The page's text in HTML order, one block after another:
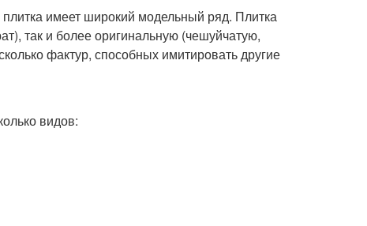
имеет широкий модельный ряд. Плитка
так и более оригинальную (чешуйчатую,
фактур, способных имитировать другие
видов: